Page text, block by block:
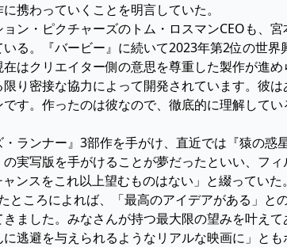
携わっていくことを明言していた。
ン・ピクチャーズのトム・ロスマンCEOも、
る。『バービー』に続いて2023年第2位の世
はクリエイター側の意思を尊重した製作が進
限り密接な協力によって開発されています。彼
す。作ったのは彼なので、徹底的に理解して
ランナー』3部作を手がけ、直近では『猿の
実写版を手がけることが夢だったといい、フ
ンスをこれ以上望むものはない」と綴っていた
ところによれば、「最高のアイデアがある」と
ました。みなさんが持つ最大限の望みを叶え
逃避を与えられるようなリアルな映画に」と